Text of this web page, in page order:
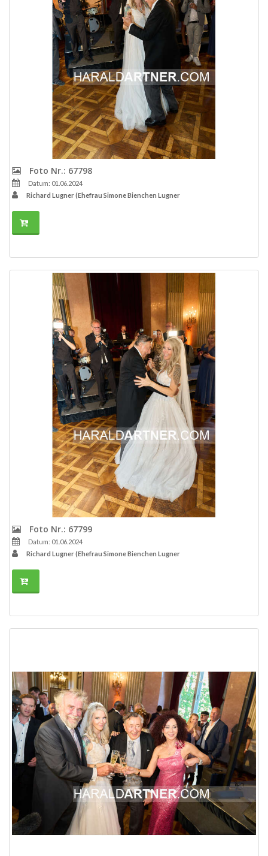
Foto Nr.: 67798
Datum: 01.06.2024
Richard Lugner (Ehefrau Simone Bienchen Lugner
Foto Nr.: 67799
Datum: 01.06.2024
Richard Lugner (Ehefrau Simone Bienchen Lugner